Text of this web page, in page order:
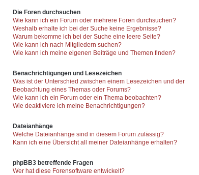
Die Foren durchsuchen
Wie kann ich ein Forum oder mehrere Foren durchsuchen?
Weshalb erhalte ich bei der Suche keine Ergebnisse?
Warum bekomme ich bei der Suche eine leere Seite?
Wie kann ich nach Mitgliedern suchen?
Wie kann ich meine eigenen Beiträge und Themen finden?
Benachrichtigungen und Lesezeichen
Was ist der Unterschied zwischen einem Lesezeichen und der
Beobachtung eines Themas oder Forums?
Wie kann ich ein Forum oder ein Thema beobachten?
Wie deaktiviere ich meine Benachrichtigungen?
Dateianhänge
Welche Dateianhänge sind in diesem Forum zulässig?
Kann ich eine Übersicht all meiner Dateianhänge erhalten?
phpBB3 betreffende Fragen
Wer hat diese Forensoftware entwickelt?